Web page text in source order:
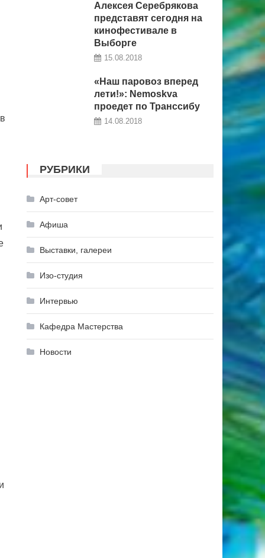
Алексея Серебрякова
представят сегодня на
кинофестивале в
Выборге
15.08.2018
«Наш паровоз вперед
лети!»: Nemoskva
проедет по Транссибу
14.08.2018
РУБРИКИ
Арт-совет
Афиша
Выставки, галереи
Изо-студия
Интервью
Кафедра Мастерства
Новости